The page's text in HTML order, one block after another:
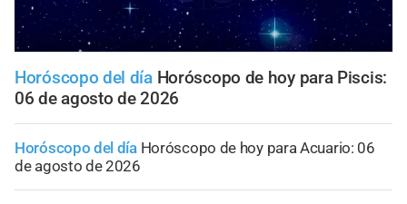
Horóscopo del día Horóscopo de hoy para Piscis:
06 de agosto de 2026
Horóscopo del día Horóscopo de hoy para Acuario: 06
de agosto de 2026